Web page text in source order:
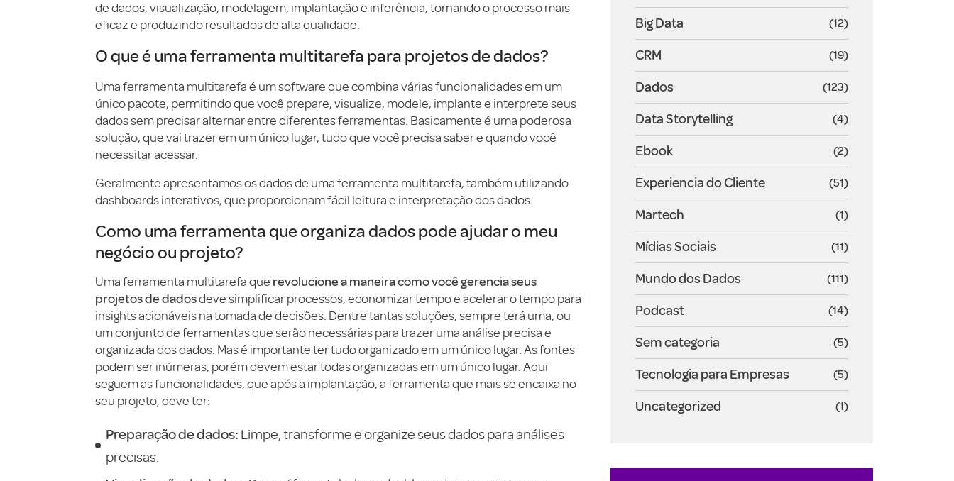
de dados, visualização, modelagem, implantação e inferência, tornando o processo mais
eficaz e produzindo resultados de alta qualidade.
O que é uma ferramenta multitarefa para projetos de dados?
Uma ferramenta multitarefa é um software que combina várias funcionalidades em um
único pacote, permitindo que você prepare, visualize, modele, implante e interprete seus
dados sem precisar alternar entre diferentes ferramentas. Basicamente é uma poderosa
solução, que vai trazer em um único lugar, tudo que você precisa saber e quando você
necessitar acessar.
Geralmente apresentamos os dados de uma ferramenta multitarefa, também utilizando
dashboards interativos, que proporcionam fácil leitura e interpretação dos dados.
Como uma ferramenta que organiza dados pode ajudar o meu
negócio ou projeto?
Uma ferramenta multitarefa que revolucione a maneira como você gerencia seus
projetos de dadosdeve simplificar processos, economizar tempo e acelerar o tempo para
insights acionáveis na tomada de decisões. Dentre tantas soluções, sempre terá uma, ou
um conjunto de ferramentas que serão necessárias para trazer uma análise precisa e
organizada dos dados. Mas é importante ter tudo organizado em um único lugar. As fontes
podem ser inúmeras, porém devem estar todas organizadas em um único lugar. Aqui
seguem as funcionalidades, que após a implantação, a ferramenta que mais se encaixa no
seu projeto, deve ter:
Preparação de dados: Limpe, transforme e organize seus dados para análises
precisas.
Big Data (12)
CRM (19)
Dados (123)
Data Storytelling (4)
Ebook (2)
Experiencia do Cliente (51)
Martech (1)
Mídias Sociais (11)
Mundo dos Dados (111)
Podcast (14)
Sem categoria (5)
Tecnologia para Empresas (5)
Uncategorized (1)